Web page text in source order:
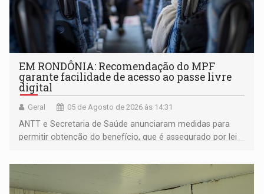
EM RONDÔNIA: Recomendação do MPF
garante facilidade de acesso ao passe livre
digital
Geral 05 de Agosto de 2026 às 14:31
ANTT e Secretaria de Saúde anunciaram medidas para
permitir obtenção do benefício, que é assegurado por lei